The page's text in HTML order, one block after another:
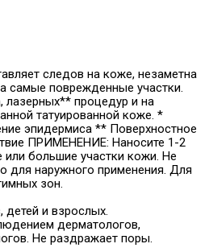
следов на коже, незаметна
самые поврежденные участки.
лазерных** процедур и на
татуированной коже. *
эпидермиса ** Поверхностное
ПРИМЕНЕНИЕ: Наносите 1-2
большие участки кожи. Не
для наружного применения. Для
зон.
и взрослых.
дерматологов,
Не раздражает поры.